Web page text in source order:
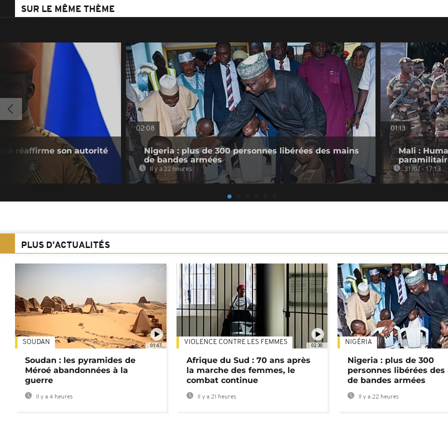
SUR LE MÊME THÈME
réaffirme son autorité
02:08
Nigeria : plus de 300 personnes libérées des mains
de bandes armées
Il y a 22 heures
01:13
Mali :
31/07 - 17:13
PLUS D'ACTUALITÉS
01:47
SOUDAN
Soudan : les pyramides de
Méroé abandonnées à la
guerre
Il y a 4 heures
02:30
VIOLENCE CONTRE LES FEMMES
Afrique du Sud : 70 ans après
la marche des femmes, le
combat continue
Il y a 21 heures
NIGÉRIA
Nigeria : plus de 300
personnes libérées des
de bandes armées
Il y a 22 heures